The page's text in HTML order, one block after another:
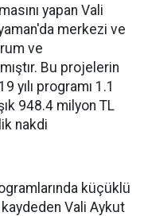
yapan Vali
merkezi ve
ve
Bu projelerin
yılı programı 1.1
948.4 milyon TL
nakdi
küçüklü
kaydeden Vali Aykut